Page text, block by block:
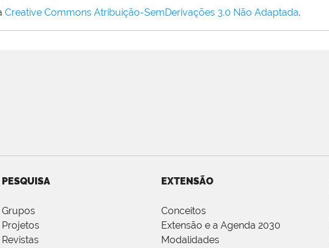
Creative Commons Atribuição-SemDerivações 3.0 Não Adaptada.
PESQUISA
Grupos
Projetos
Revistas
EXTENSÃO
Conceitos
Extensão e a Agenda 2030
Modalidades